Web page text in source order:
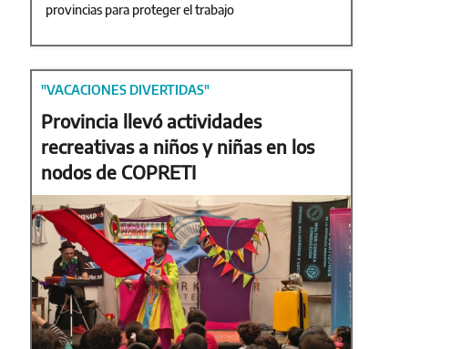
provincias para proteger el trabajo
"VACACIONES DIVERTIDAS"
Provincia llevó actividades
recreativas a niños y niñas en los
nodos de COPRETI